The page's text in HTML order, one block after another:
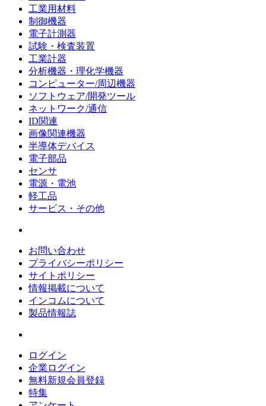
工業用材料
制御機器
電子計測器
試験・検査装置
工業計器
分析機器・理化学機器
コンピューター/周辺機器
ソフトウェア/開発ツール
ネットワーク/通信
ID関連
画像関連機器
半導体デバイス
電子部品
センサ
電源・電池
軽工品
サービス・その他
お問い合わせ
プライバシーポリシー
サイトポリシー
情報掲載について
インコムについて
製品情報誌
ログイン
企業ログイン
無料新規会員登録
特集